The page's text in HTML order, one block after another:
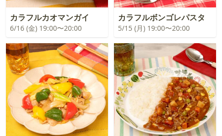
カラフルカオマンガイ
6/16 (金) 19:00〜20:00
カラフルボンゴレパスタ
5/15 (月) 19:00〜20:00